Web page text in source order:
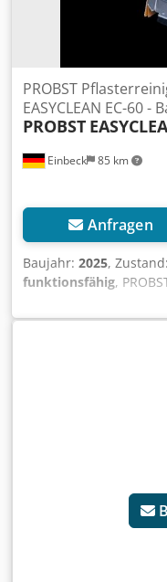
Einbeck 85 km
PROBST
EASYCLEAN EC-60 -
PROBST
Anfragen
Baujahr: 2025, Zustand:
funktionsfähig,
EASYCLEAN EC-60
Gebraucht aus dem
König Baumaschinen
Sie uns gerne für
Einbeck nach
MwSt. | EXW Einbeck